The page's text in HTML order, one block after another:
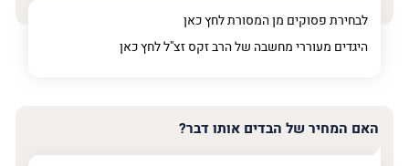
לבחירת פסוקים מן המסורת לחץכאן
היגדים מעוררי מחשבה של הרב זקס זצ"ל לחץכאן
האם המחיר של הבדים אותו דבר?